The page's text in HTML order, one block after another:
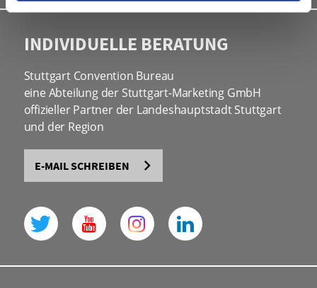
INDIVIDUELLE BERATUNG
Stuttgart Convention Bureau
eine Abteilung der Stuttgart-Marketing GmbH
offizieller Partner der Landeshauptstadt Stuttgart
und der Region
E-MAIL SCHREIBEN